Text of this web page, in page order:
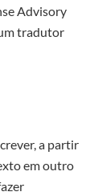
Advisory
tradutor
a partir
em outro